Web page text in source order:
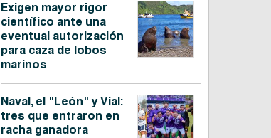
Exigen mayor rigor
científico ante una
eventual autorización
para caza de lobos
marinos
Naval, el "León" y Vial:
tres que entraron en
racha ganadora